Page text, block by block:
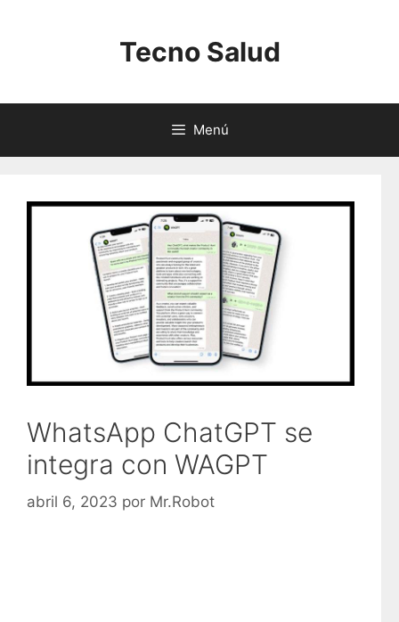
Tecno Salud
Menú
WhatsApp ChatGPT se
integra con WAGPT
abril 6, 2023 por Mr.Robot